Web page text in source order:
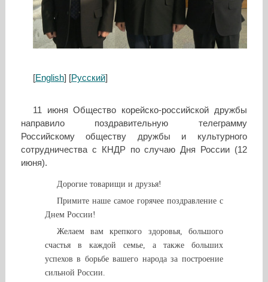
[English] [Русский]
11 июня Общество корейско-российской дружбы
направило поздравительную телеграмму
Российскому обществу дружбы и культурного
сотрудничества с КНДР по случаю Дня России (12
июня).
Дорогие товарищи и друзья!
Примите наше самое горячее поздравление с
Днем России!
Желаем вам крепкого здоровья, большого
счастья в каждой семье, а также больших
успехов в борьбе вашего народа за построение
сильной России.